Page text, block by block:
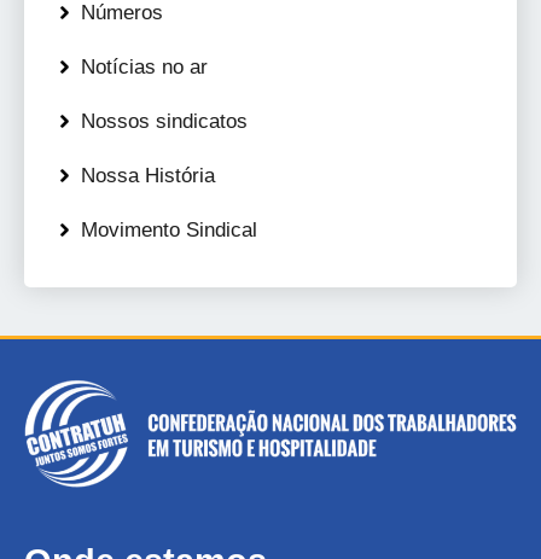
Números
Notícias no ar
Nossos sindicatos
Nossa História
Movimento Sindical